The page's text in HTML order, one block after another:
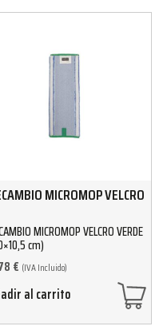
MICROMOP VELCRO
MICROMOP VELCRO VERDE
cm)
€ (IVA Incluido)
al carrito